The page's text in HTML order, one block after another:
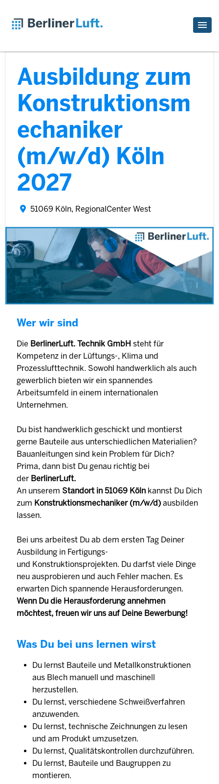
Ausbildung zum
Konstruktionsm
echaniker
(m/w/d) Köln
2027
51069 Köln, RegionalCenter West
Wer wir sind
Die BerlinerLuft. Technik GmbH steht für
Kompetenz in der Lüftungs-, Klima und
Prozesslufttechnik. Sowohl handwerklich als auch
gewerblich bieten wir ein spannendes
Arbeitsumfeld in einem internationalen
Unternehmen.
Du bist handwerklich geschickt und montierst
gerne Bauteile aus unterschiedlichen Materialien?
Bauanleitungen sind kein Problem für Dich?
Prima, dann bist Du genau richtig bei
der BerlinerLuft.
An unserem Standort in 51069 Köln kannst Du Dich
zum Konstruktionsmechaniker (m/w/d) ausbilden
lassen.
Bei uns arbeitest Du ab dem ersten Tag Deiner
Ausbildung in Fertigungs-
und Konstruktionsprojekten. Du darfst viele Dinge
neu ausprobieren und auch Fehler machen. Es
erwarten Dich spannende Herausforderungen.
Wenn Du die Herausforderung annehmen
möchtest, freuen wir uns auf Deine Bewerbung!
Was Du bei uns lernen wirst
Du lernst Bauteile und Metallkonstruktionen
aus Blech manuell und maschinell
herzustellen.
Du lernst, verschiedene Schweißverfahren
anzuwenden.
Du lernst, technische Zeichnungen zu lesen
und am Produkt umzusetzen.
Du lernst, Qualitätskontrollen durchzuführen.
Du lernst, Bauteile und Baugruppen zu
montieren.